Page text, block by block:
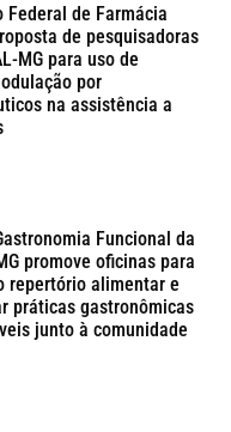
Federal de Farmácia
de pesquisadoras
MG para uso de
por
na assistência a
Funcional da
promove oficinas para
repertório alimentar e
práticas gastronômicas
junto à comunidade